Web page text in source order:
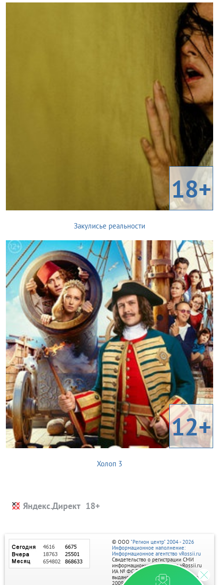
18+
Закулисье реальности
12+
Холоп 3
Яндекс.Директ
© ООО "Регион центр" 2004 - 2026
Информационное наполнение:
Информационное агентство vRossii.ru
Свидетельство о регистрации СМИ
информационного агентства vRossii.ru
ИА № ФС 77‑35502
выдано РОСКОМНАДЗОРом 04 марта
2009г.